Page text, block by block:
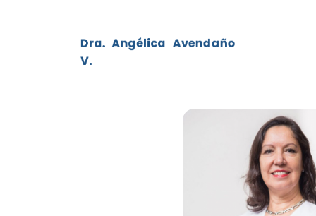
Dra. Angélica Avendaño
V.